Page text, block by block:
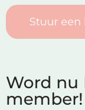
Stuur een
Word nu
member!